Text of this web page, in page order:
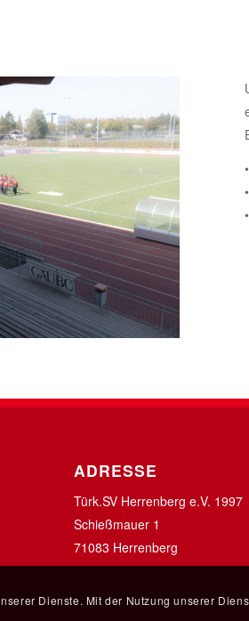
ADRESSE
Türk.SV Herrenberg e.V. 1997
Schießmauer 1
71083 Herrenberg
Dienste. Mit der Nutzung unserer